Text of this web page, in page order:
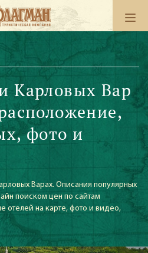
Карловых Вар
фото и
Варах. Описания популярных
поиском цен по сайтам
отелей на карте, фото и видео,